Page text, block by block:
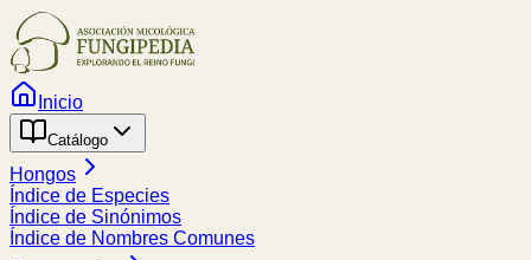
Inicio
Catálogo
Hongos
Índice de Especies
Índice de Sinónimos
Índice de Nombres Comunes